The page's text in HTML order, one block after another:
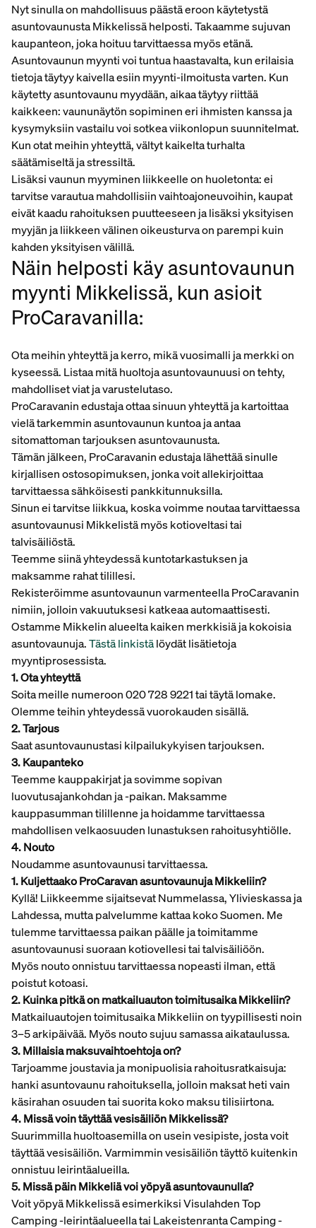
Nyt sinulla on mahdollisuus päästä eroon käytetystä
asuntovaunusta Mikkelissä helposti. Takaamme sujuvan
kaupanteon, joka hoituu tarvittaessa myös etänä.
Asuntovaunun myynti voi tuntua haastavalta, kun erilaisia
tietoja täytyy kaivella esiin myynti-ilmoitusta varten. Kun
käytetty asuntovaunu myydään, aikaa täytyy riittää
kaikkeen: vaununäytön sopiminen eri ihmisten kanssa ja
kysymyksiin vastailu voi sotkea viikonlopun suunnitelmat.
Kun otat meihin yhteyttä, vältyt kaikelta turhalta
säätämiseltä ja stressiltä.
Lisäksi vaunun myyminen liikkeelle on huoletonta: ei
tarvitse varautua mahdollisiin vaihtoajoneuvoihin, kaupat
eivät kaadu rahoituksen puutteeseen ja lisäksi yksityisen
myyjän ja liikkeen välinen oikeusturva on parempi kuin
kahden yksityisen välillä.
Näin helposti käy asuntovaunun
myynti Mikkelissä, kun asioit
ProCaravanilla:
Ota meihin yhteyttä ja kerro, mikä vuosimalli ja merkki on
kyseessä. Listaa mitä huoltoja asuntovaunuusi on tehty,
mahdolliset viat ja varustelutaso.
ProCaravanin edustaja ottaa sinuun yhteyttä ja kartoittaa
vielä tarkemmin asuntovaunun kuntoa ja antaa
sitomattoman tarjouksen asuntovaunusta.
Tämän jälkeen, ProCaravanin edustaja lähettää sinulle
kirjallisen ostosopimuksen, jonka voit allekirjoittaa
tarvittaessa sähköisesti pankkitunnuksilla.
Sinun ei tarvitse liikkua, koska voimme noutaa tarvittaessa
asuntovaunusi Mikkelistä myös kotioveltasi tai
talvisäiliöstä.
Teemme siinä yhteydessä kuntotarkastuksen ja
maksamme rahat tilillesi.
Rekisteröimme asuntovaunun varmenteella ProCaravanin
nimiin, jolloin vakuutuksesi katkeaa automaattisesti.
Ostamme Mikkelin alueelta kaiken merkkisiä ja kokoisia
asuntovaunuja.Tästä linkistälöydät lisätietoja
myyntiprosessista.
1. Ota yhteyttä
Soita meille numeroon 020 728 9221 tai täytä lomake.
Olemme teihin yhteydessä vuorokauden sisällä.
2. Tarjous
Saat asuntovaunustasi kilpailukykyisen tarjouksen.
3. Kaupanteko
Teemme kauppakirjat ja sovimme sopivan
luovutusajankohdan ja -paikan. Maksamme
kauppasumman tilillenne ja hoidamme tarvittaessa
mahdollisen velkaosuuden lunastuksen rahoitusyhtiölle.
4. Nouto
Noudamme asuntovaunusi tarvittaessa.
1. Kuljettaako ProCaravan asuntovaunuja Mikkeliin?
Kyllä! Liikkeemme sijaitsevat Nummelassa, Ylivieskassa ja
Lahdessa, mutta palvelumme kattaa koko Suomen. Me
tulemme tarvittaessa paikan päälle ja toimitamme
asuntovaunusi suoraan kotiovellesi tai talvisäiliöön.
Myös nouto onnistuu tarvittaessa nopeasti ilman, että
poistut kotoasi.
2. Kuinka pitkä on matkailuauton toimitusaika Mikkeliin?
Matkailuautojen toimitusaika Mikkeliin on tyypillisesti noin
3–5 arkipäivää. Myös nouto sujuu samassa aikataulussa.
3. Millaisia maksuvaihtoehtoja on?
Tarjoamme joustavia ja monipuolisia rahoitusratkaisuja:
hanki asuntovaunu rahoituksella, jolloin maksat heti vain
käsirahan osuuden tai suorita koko maksu tilisiirtona.
4. Missä voin täyttää vesisäiliön Mikkelissä?
Suurimmilla huoltoasemilla on usein vesipiste, josta voit
täyttää vesisäiliön. Varmimmin vesisäiliön täyttö kuitenkin
onnistuu leirintäalueilla.
5. Missä päin Mikkeliä voi yöpyä asuntovaunulla?
Voit yöpyä Mikkelissä esimerkiksi Visulahden Top
Camping -leirintäalueella tai Lakeistenranta Camping -